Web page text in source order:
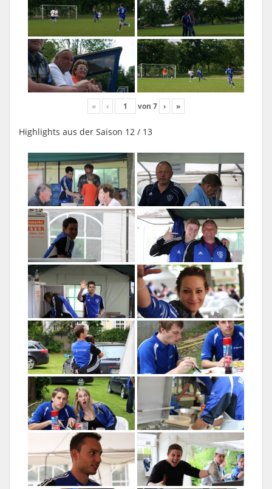
« ‹ von 7 › »
Highlights aus der Saison 12 / 13